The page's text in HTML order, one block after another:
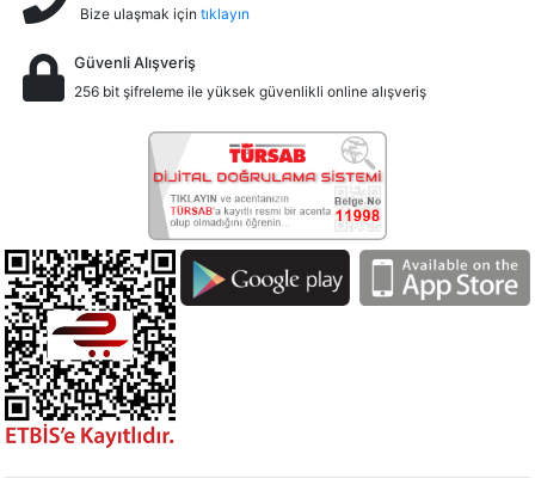
Bize ulaşmak için tıklayın
Güvenli Alışveriş
256 bit şifreleme ile yüksek güvenlikli online alışveriş